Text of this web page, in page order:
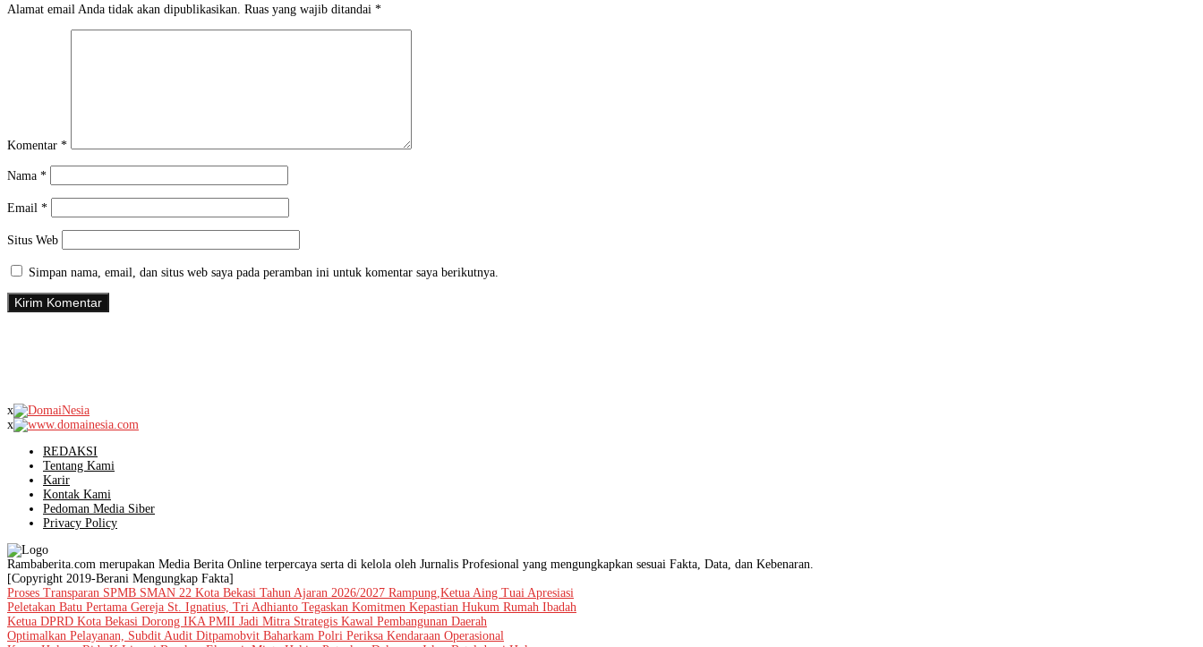
Alamat email Anda tidak akan dipublikasikan. Ruas yang wajib ditandai *
Komentar *
Nama *
Email *
Situs Web
Simpan nama, email, dan situs web saya pada peramban ini untuk komentar saya berikutnya.
x
x
REDAKSI
Tentang Kami
Karir
Kontak Kami
Pedoman Media Siber
Privacy Policy
Rambaberita.com merupakan Media Berita Online terpercaya serta di kelola oleh Jurnalis Profesional yang mengungkapkan sesuai Fakta, Data, dan Kebenaran.
[Copyright 2019-Berani Mengungkap Fakta]
Proses Transparan SPMB SMAN 22 Kota Bekasi Tahun Ajaran 2026/2027 Rampung,Ketua Aing Tuai Apresiasi
Peletakan Batu Pertama Gereja St. Ignatius, Tri Adhianto Tegaskan Komitmen Kepastian Hukum Rumah Ibadah
Ketua DPRD Kota Bekasi Dorong IKA PMII Jadi Mitra Strategis Kawal Pembangunan Daerah
Optimalkan Pelayanan, Subdit Audit Ditpamobvit Baharkam Polri Periksa Kendaraan Operasional